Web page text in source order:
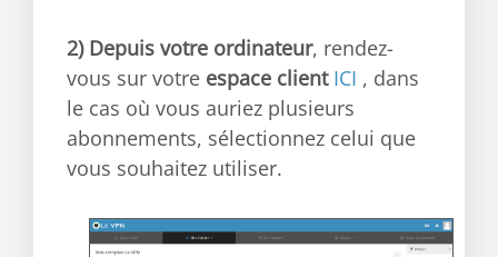
2) Depuis votre ordinateur, rendez-
vous sur votre espace client ICI , dans
le cas où vous auriez plusieurs
abonnements, sélectionnez celui que
vous souhaitez utiliser.